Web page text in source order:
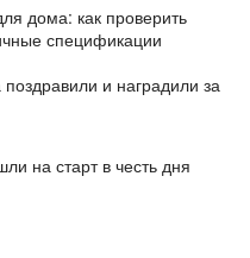
дома: как проверить
спецификации
и наградили за
на старт в честь дня